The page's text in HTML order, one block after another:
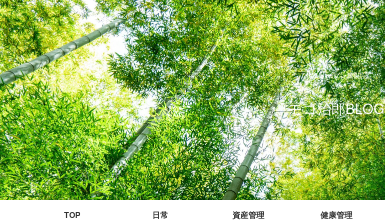
サラリーマン奮闘記
モコ治郎BLOG
TOP 日常 資産管理 健康管理